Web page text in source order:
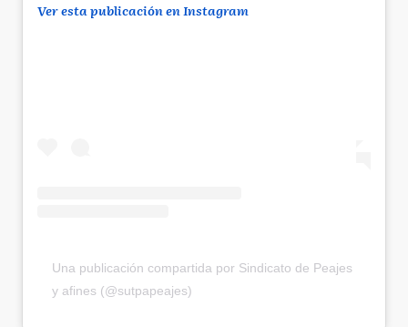
Ver esta publicación en Instagram
Una publicación compartida por Sindicato de Peajes
y afines (@sutpapeajes)